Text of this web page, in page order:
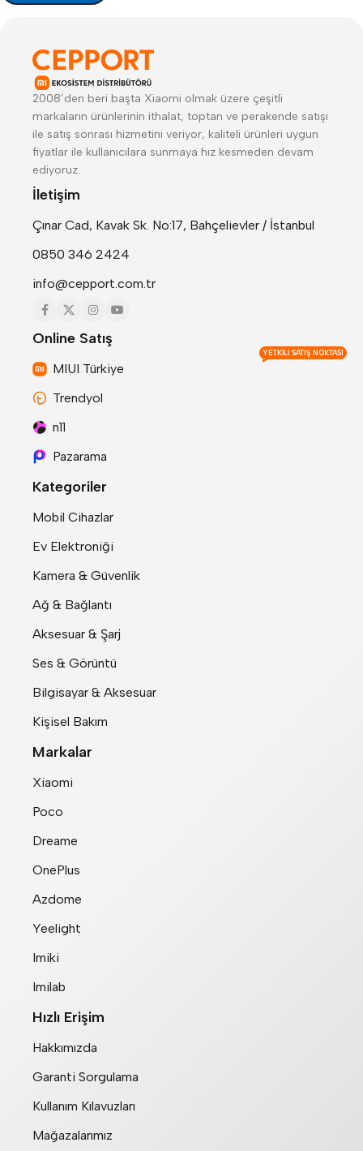
2008’den beri başta Xiaomi olmak üzere çeşitli
markaların ürünlerinin ithalat, toptan ve perakende satışı
ile satış sonrası hizmetini veriyor, kaliteli ürünleri uygun
fiyatlar ile kullanıcılara sunmaya hız kesmeden devam
ediyoruz.
İletişim
Çınar Cad, Kavak Sk. No:17, Bahçelievler / İstanbul
0850 346 2424
info@cepport.com.tr
Online Satış
MIUI Türkiye
YETKILI SATIŞ NOKTASI
Trendyol
n11
Pazarama
Kategoriler
Mobil Cihazlar
Ev Elektroniği
Kamera & Güvenlik
Ağ & Bağlantı
Aksesuar & Şarj
Ses & Görüntü
Bilgisayar & Aksesuar
Kişisel Bakım
Markalar
Xiaomi
Poco
Dreame
OnePlus
Azdome
Yeelight
Imiki
Imilab
Hızlı Erişim
Hakkımızda
Garanti Sorgulama
Kullanım Kılavuzları
Mağazalarımız